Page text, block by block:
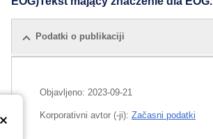
Podatki o publikaciji
Objavljeno: 2023-09-21
Korporativni avtor (-ji): Začasni podatki